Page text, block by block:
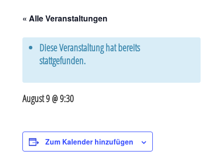
« Alle Veranstaltungen
Diese Veranstaltung hat bereits
stattgefunden.
August 9 @ 9:30
Zum Kalender hinzufügen